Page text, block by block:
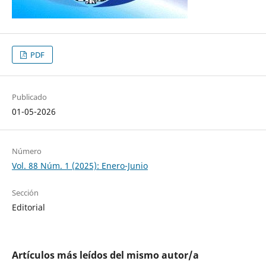
PDF
Publicado
01-05-2026
Número
Vol. 88 Núm. 1 (2025): Enero-Junio
Sección
Editorial
Artículos más leídos del mismo autor/a